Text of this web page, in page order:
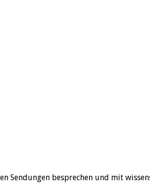
Sendungen besprechen und mit